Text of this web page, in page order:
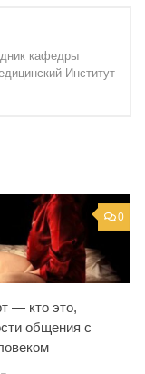
кафедры
Институт
0
— кто это,
общения с